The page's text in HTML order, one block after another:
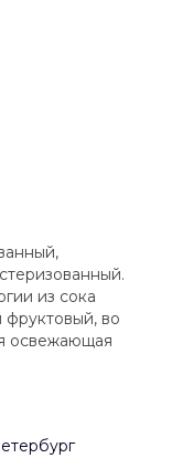
из сока
во
освежающая